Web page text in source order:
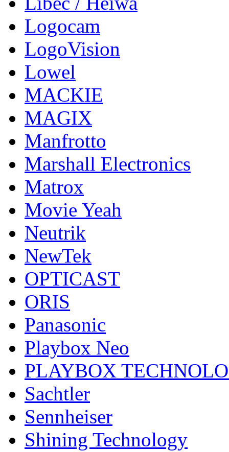
Logocam
LogoVision
Lowel
MACKIE
MAGIX
Manfrotto
Marshall Electronics
Matrox
Movie Yeah
Neutrik
NewTek
OPTICAST
ORIS
Panasonic
Playbox Neo
PLAYBOX
Sachtler
Sennheiser
Shining Technology